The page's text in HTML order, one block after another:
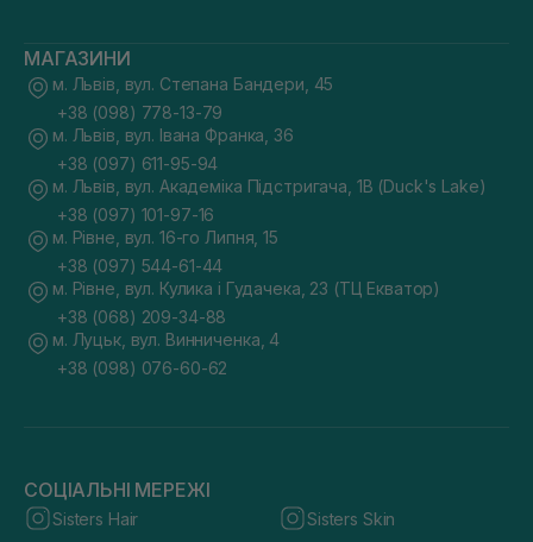
МАГАЗИНИ
м. Львів, вул. Степана Бандери, 45
+38 (098) 778-13-79
м. Львів, вул. Івана Франка, 36
+38 (097) 611-95-94
м. Львів, вул. Академіка Підстригача, 1В (Duck's Lake)
+38 (097) 101-97-16
м. Рівне, вул. 16-го Липня, 15
+38 (097) 544-61-44
м. Рівне, вул. Кулика і Гудачека, 23 (ТЦ Екватор)
+38 (068) 209-34-88
м. Луцьк, вул. Винниченка, 4
+38 (098) 076-60-62
СОЦІАЛЬНІ МЕРЕЖІ
Sisters Hair Sisters Skin